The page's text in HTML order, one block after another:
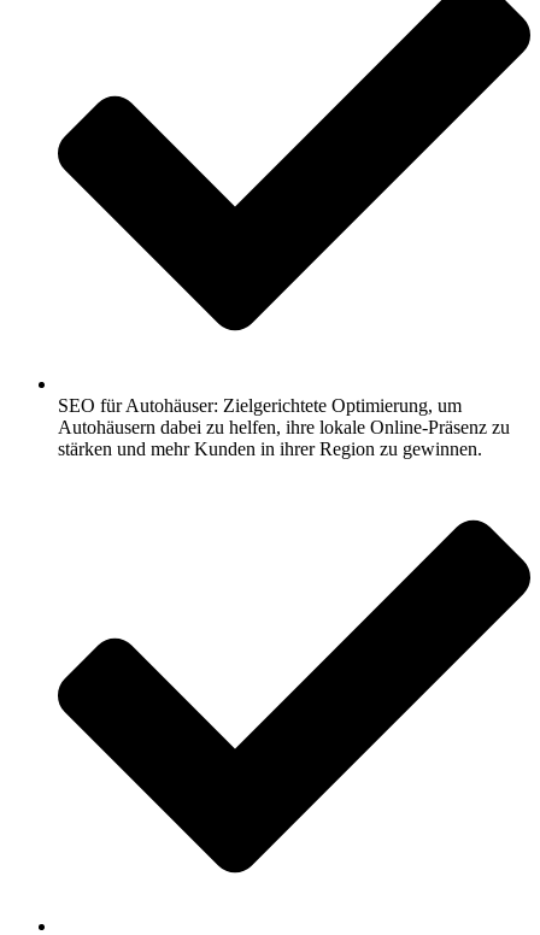
SEO für Autohäuser: Zielgerichtete Optimierung, um
Autohäusern dabei zu helfen, ihre lokale Online-Präsenz zu
stärken und mehr Kunden in ihrer Region zu gewinnen.